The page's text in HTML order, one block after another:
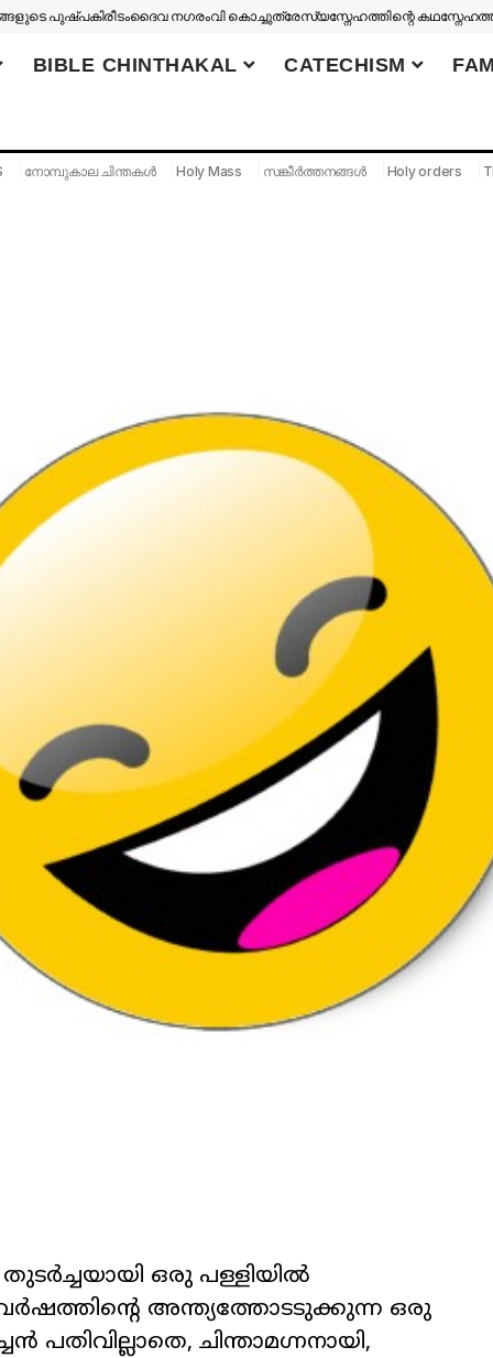
പുഷ്പകിരീടംദൈവ നഗരംവി കൊച്ചുത്രേസ്യസ്നേഹത്തിന്റെ കഥ
BIBLE CHINTHAKAL CATECHISM
നോമ്പുകാല ചിന്തകൾ Holy Mass സങ്കീർത്തനങ്ങൾ Holy orders
ഒരു പള്ളിയിൽ
വർഷത്തിന്റെ അന്ത്യത്തോടടുക്കുന്ന ഒരു
ചിന്താമഗ്നനായി,